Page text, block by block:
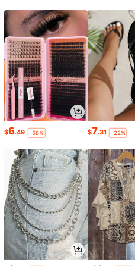
$6.49 -58% $7.31 -22%